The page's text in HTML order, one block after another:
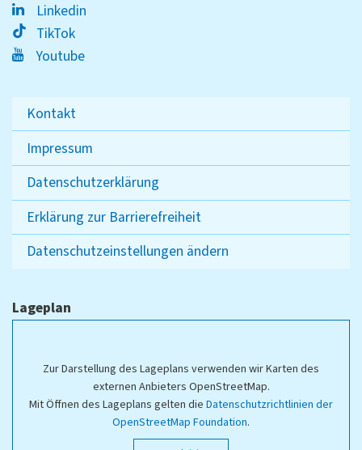
Linkedin
TikTok
Youtube
Kontakt
Impressum
Datenschutzerklärung
Erklärung zur Barrierefreiheit
Datenschutzeinstellungen ändern
Lageplan
Zur Darstellung des Lageplans verwenden wir Karten des
externen Anbieters OpenStreetMap.
Mit Öffnen des Lageplans gelten die Datenschutzrichtlinien der
OpenStreetMap Foundation.